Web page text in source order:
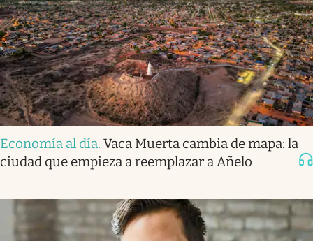
Economía al día. Vaca Muerta cambia de mapa: la
ciudad que empieza a reemplazar a Añelo